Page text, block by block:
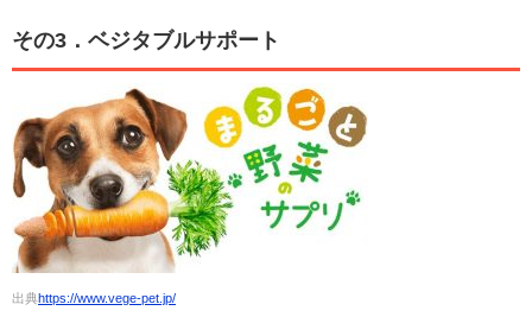
その3．ベジタブルサポート
出典https://www.vege-pet.jp/